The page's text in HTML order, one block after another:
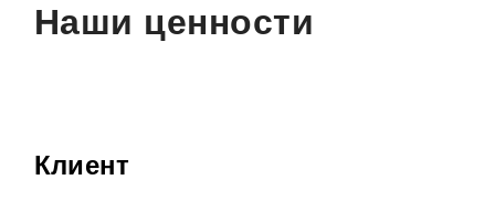
Наши ценности
Клиент